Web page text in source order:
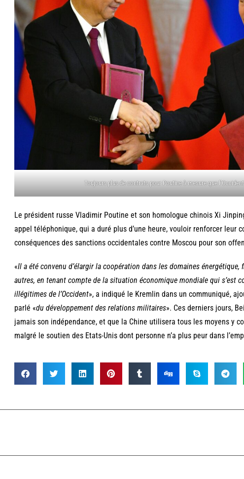
Toujours plus de contrats pour Poutine à mesure que
Le président russe Vladimir Poutine et son homologue chinois Xi
appel téléphonique, qui a duré plus d’une heure, vouloir renforcer leur
conséquences des sanctions occidentales contre Moscou pour son
«Il a été convenu d’élargir la coopération dans les domaines
autres, en tenant compte de la situation économique mondiale qui s’est
illégitimes de l’Occident», a indiqué le Kremlin dans un communiqué,
parlé «du développement des relations militaires». Ces derniers jours,
jamais son indépendance, et que la Chine utilisera tous les moyens y
malgré le soutien des Etats-Unis dont personne n’a plus peur dans